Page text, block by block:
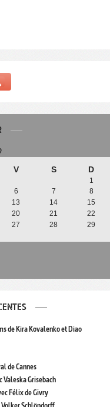
V S D
1
6 7
8
13 14
15
20 21
22
27 28
29
de Kira Kovalenko et Diao
de Cannes
Valeska Grisebach
Félix de Givry